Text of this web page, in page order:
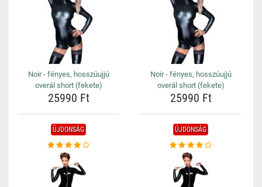
Noir - fényes, hosszúujjú
overál short (fekete)
25990 Ft
Noir - fényes, hosszúujjú
overál short (fekete)
25990 Ft
ÚJDONSÁG ÚJDONSÁG